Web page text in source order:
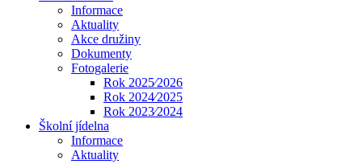
Informace
Aktuality
Akce družiny
Dokumenty
Fotogalerie
Rok 2025⁄2026
Rok 2024⁄2025
Rok 2023⁄2024
Školní jídelna
Informace
Aktuality